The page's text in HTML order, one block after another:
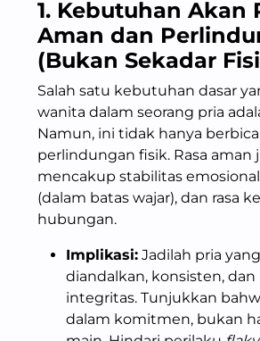
1. Kebutuhan Akan
Aman dan
(Bukan Sekadar
Salah satu kebutuhan dasar
wanita dalam seorang pria
Namun, ini tidak hanya
perlindungan fisik. Rasa aman
mencakup stabilitas
(dalam batas wajar), dan rasa
hubungan.
Implikasi: Jadilah pria
diandalkan, konsisten,
integritas. Tunjukkan
dalam komitmen, bukan